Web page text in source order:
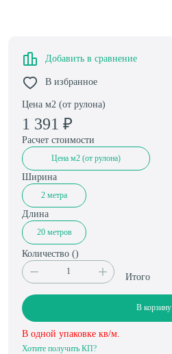
Цена м2 (от рулона)
1 391 ₽
Добавить в сравнение
В избранное
Расчет стоимости
Цена м2 (от рулона)
Ширина
2 метра
Длина
20 метров
Количество ()
Итого
В корзину
В одной упаковке кв/м.
Хотите получить КП?